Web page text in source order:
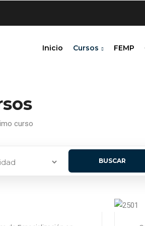
Inicio Cursos FEMP
curso